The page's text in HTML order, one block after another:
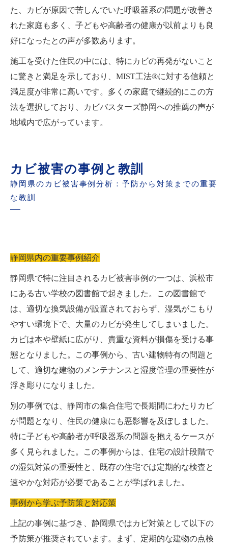
た、カビが原因で苦しんでいた呼吸器系の問題が改善さ
れた家庭も多く、子どもや高齢者の健康が以前よりも良
好になったとの声が多数あります。
施工を受けた住民の中には、特にカビの再発がないこと
に驚きと満足を示しており、MIST工法®に対する信頼と
満足度が非常に高いです。多くの家庭で継続的にこの方
法を選択しており、カビバスターズ静岡への推薦の声が
地域内で広がっています。
カビ被害の事例と教訓
静岡県のカビ被害事例分析：予防から対策までの重要
な教訓
静岡県内の重要事例紹介
静岡県で特に注目されるカビ被害事例の一つは、浜松市
にある古い学校の図書館で起きました。この図書館で
は、適切な換気設備が設置されておらず、湿気がこもり
やすい環境下で、大量のカビが発生してしまいました。
カビは本や壁紙に広がり、貴重な資料が損傷を受ける事
態となりました。この事例から、古い建物特有の問題と
して、適切な建物のメンテナンスと湿度管理の重要性が
浮き彫りになりました。
別の事例では、静岡市の集合住宅で長期間にわたりカビ
が問題となり、住民の健康にも悪影響を及ぼしました。
特に子どもや高齢者が呼吸器系の問題を抱えるケースが
多く見られました。この事例からは、住宅の設計段階で
の湿気対策の重要性と、既存の住宅では定期的な検査と
速やかな対応が必要であることが学ばれました。
事例から学ぶ予防策と対応策
上記の事例に基づき、静岡県ではカビ対策として以下の
予防策が推奨されています。まず、定期的な建物の点検